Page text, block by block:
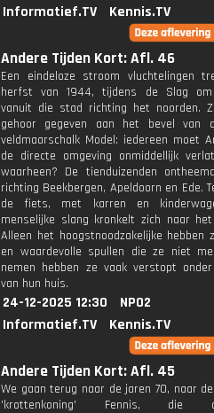
Informatief.TV
Kennis.TV
Andere Tijden Kort: Afl. 46
Een eindeloze stroom vluchtelingen
herfst van 1944, tijdens de Slag om
vanuit die stad richting het noorden.
gehoor gegeven aan het bevel van
veldmaarschalk Model: iedereen moet
de directe omgeving onmiddellijk
waarheen? De tienduizenden
richting Beekbergen, Apeldoorn en Ede.
de fiets, met karren en
menselijke slang kronkelt zich naar
Alleen het hoogstnoodzakelijke hebben
en waardevolle spullen die ze niet
nemen hebben ze vaak verstopt
van hun huis.
24-12-2025 12:30
NPO2
Informatief.TV
Kennis.TV
Andere Tijden Kort: Afl. 45
We gaan terug naar de jaren 70, naar
'krottenkoning' Fennis, die